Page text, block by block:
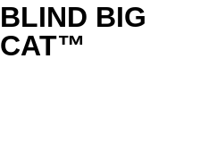
BLIND BIG
CAT™